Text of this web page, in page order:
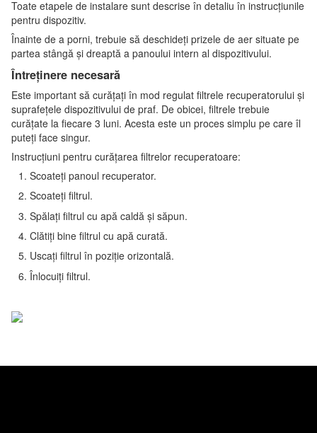
Toate etapele de instalare sunt descrise în detaliu în instrucțiunile
pentru dispozitiv.
Înainte de a porni, trebuie să deschideți prizele de aer situate pe
partea stângă și dreaptă a panoului intern al dispozitivului.
Întreținere necesară
Este important să curățați în mod regulat filtrele recuperatorului și
suprafețele dispozitivului de praf. De obicei, filtrele trebuie
curățate la fiecare 3 luni. Acesta este un proces simplu pe care îl
puteți face singur.
Instrucțiuni pentru curățarea filtrelor recuperatoare:
Scoateți panoul recuperator.
Scoateți filtrul.
Spălați filtrul cu apă caldă și săpun.
Clătiți bine filtrul cu apă curată.
Uscați filtrul în poziție orizontală.
Înlocuiți filtrul.